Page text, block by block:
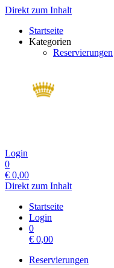
Direkt zum Inhalt
Startseite
Kategorien
Reservierungen
Login
0
€ 0,00
Direkt zum Inhalt
Startseite
Login
0
€ 0,00
Reservierungen